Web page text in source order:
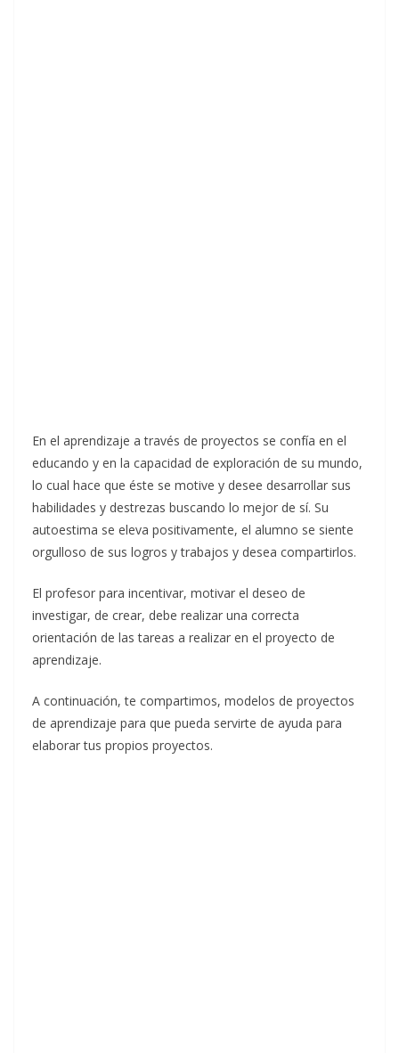
En el aprendizaje a través de proyectos se confía en el
educando y en la capacidad de exploración de su mundo,
lo cual hace que éste se motive y desee desarrollar sus
habilidades y destrezas buscando lo mejor de sí. Su
autoestima se eleva positivamente, el alumno se siente
orgulloso de sus logros y trabajos y desea compartirlos.
El profesor para incentivar, motivar el deseo de
investigar, de crear, debe realizar una correcta
orientación de las tareas a realizar en el proyecto de
aprendizaje.
A continuación, te compartimos, modelos de proyectos
de aprendizaje para que pueda servirte de ayuda para
elaborar tus propios proyectos.